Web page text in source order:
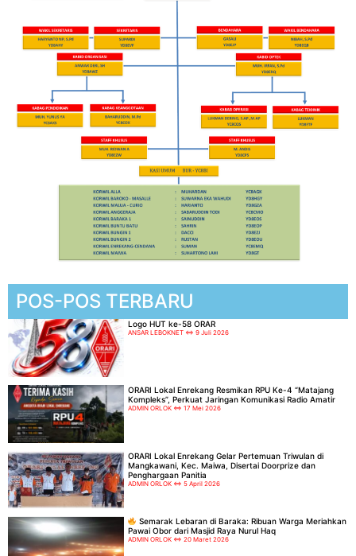
POS-POS TERBARU
Logo HUT ke-58 ORAR
ANSAR LEBOKNET 9 Juli 2026
ORARI Lokal Enrekang Resmikan RPU Ke-4 “Matajang
Kompleks”, Perkuat Jaringan Komunikasi Radio Amatir
ADMIN ORLOK 17 Mei 2026
ORARI Lokal Enrekang Gelar Pertemuan Triwulan di
Mangkawani, Kec. Maiwa, Disertai Doorprize dan
Penghargaan Panitia
ADMIN ORLOK 5 April 2026
Semarak Lebaran di Baraka: Ribuan Warga Meriahkan
Pawai Obor dari Masjid Raya Nurul Haq
ADMIN ORLOK 20 Maret 2026